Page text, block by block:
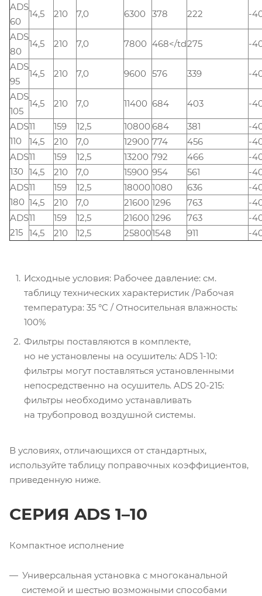
ADS
60
14,5 210 7,0 6300 378 222 -
ADS
80
14,5 210 7,0 7800 468</td275 -
ADS
95
14,5 210 7,0 9600 576 339 -
ADS
105
14,5 210 7,0 11400 684 403 -
ADS
110
11 159 12,5 10800 684 381
-
14,5
210 7,0 12900 774 456
-
ADS
130
11 159 12,5 13200 792 466
-
14,5
210 7,0 15900 954 561
-
ADS
180
11 159 12,5 18000 1080 636
-
14,5
210 7,0 21600 1296 763
-
ADS
215
11 159 12,5 21600 1296 763
-
14,5
210 12,5 258001548 911 -
Исходные условия: Рабочее давление: см.
таблицу технических характеристик /Рабочая
температура: 35 °C / Относительная влажность:
100%
Фильтры поставляются в комплекте,
но не установлены на осушитель: ADS 1-10:
фильтры могут поставляться установленными
непосредственно на осушитель. ADS 20-215:
фильтры необходимо устанавливать
на трубопровод воздушной системы.
В условиях, отличающихся от стандартных,
используйте таблицу поправочных коэффициентов,
приведенную ниже.
СЕРИЯ ADS 1–10
Компактное исполнение
Универсальная установка с многоканальной
системой и шестью возможными способами